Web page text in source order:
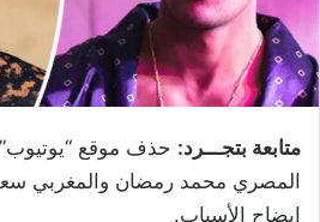
متابعة بتجـــرد: حذف موقع “يوتيوب”
المصري محمد رمضان والمغربي
إيضاح الأسباب.